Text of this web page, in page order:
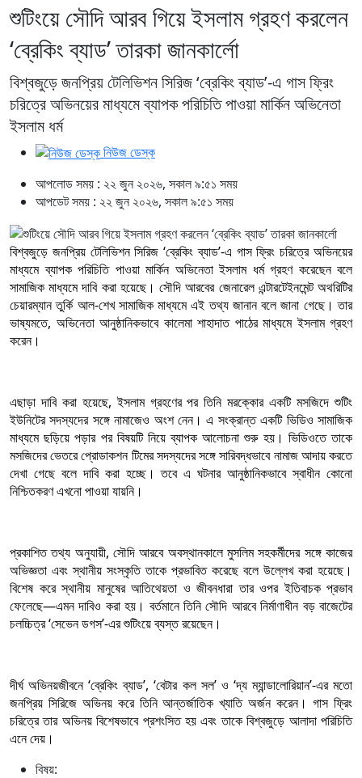
শুটিংয়ে সৌদি আরব গিয়ে ইসলাম গ্রহণ করলেন
‘ব্রেকিং ব্যাড’ তারকা জানকার্লো
বিশ্বজুড়ে জনপ্রিয় টেলিভিশন সিরিজ ‘ব্রেকিং ব্যাড’-এ গাস ফ্রিং
চরিত্রে অভিনয়ের মাধ্যমে ব্যাপক পরিচিতি পাওয়া মার্কিন অভিনেতা
ইসলাম ধর্ম
নিউজ ডেস্ক
আপলোড সময় : ২২ জুন ২০২৬, সকাল ৯:৫১ সময়
আপডেট সময় : ২২ জুন ২০২৬, সকাল ৯:৫১ সময়
বিশ্বজুড়ে জনপ্রিয় টেলিভিশন সিরিজ ‘ব্রেকিং ব্যাড’-এ গাস ফ্রিং চরিত্রে অভিনয়ের
মাধ্যমে ব্যাপক পরিচিতি পাওয়া মার্কিন অভিনেতা ইসলাম ধর্ম গ্রহণ করেছেন বলে
সামাজিক মাধ্যমে দাবি করা হয়েছে। সৌদি আরবের জেনারেল এন্টারটেইনমেন্ট অথরিটির
চেয়ারম্যান তুর্কি আল-শেখ সামাজিক মাধ্যমে এই তথ্য জানান বলে জানা গেছে। তার
ভাষ্যমতে, অভিনেতা আনুষ্ঠানিকভাবে কালেমা শাহাদাত পাঠের মাধ্যমে ইসলাম গ্রহণ
করেন।
এছাড়া দাবি করা হয়েছে, ইসলাম গ্রহণের পর তিনি মরক্কোর একটি মসজিদে শুটিং
ইউনিটের সদস্যদের সঙ্গে নামাজেও অংশ নেন। এ সংক্রান্ত একটি ভিডিও সামাজিক
মাধ্যমে ছড়িয়ে পড়ার পর বিষয়টি নিয়ে ব্যাপক আলোচনা শুরু হয়। ভিডিওতে তাকে
মসজিদের ভেতরে প্রোডাকশন টিমের সদস্যদের সঙ্গে সারিবদ্ধভাবে নামাজ আদায় করতে
দেখা গেছে বলে দাবি করা হচ্ছে। তবে এ ঘটনার আনুষ্ঠানিকভাবে স্বাধীন কোনো
নিশ্চিতকরণ এখনো পাওয়া যায়নি।
প্রকাশিত তথ্য অনুযায়ী, সৌদি আরবে অবস্থানকালে মুসলিম সহকর্মীদের সঙ্গে কাজের
অভিজ্ঞতা এবং স্থানীয় সংস্কৃতি তাকে প্রভাবিত করেছে বলে উল্লেখ করা হয়েছে।
বিশেষ করে স্থানীয় মানুষের আতিথেয়তা ও জীবনধারা তার ওপর ইতিবাচক প্রভাব
ফেলেছে—এমন দাবিও করা হয়। বর্তমানে তিনি সৌদি আরবে নির্মাণাধীন বড় বাজেটের
চলচ্চিত্র ‘সেভেন ডগস’-এর শুটিংয়ে ব্যস্ত রয়েছেন।
দীর্ঘ অভিনয়জীবনে ‘ব্রেকিং ব্যাড’, ‘বেটার কল সল’ ও ‘দ্য ম্যান্ডালোরিয়ান’-এর মতো
জনপ্রিয় সিরিজে অভিনয় করে তিনি আন্তর্জাতিক খ্যাতি অর্জন করেন। গাস ফ্রিং
চরিত্রে তার অভিনয় বিশেষভাবে প্রশংসিত হয় এবং তাকে বিশ্বজুড়ে আলাদা পরিচিতি
এনে দেয়।
বিষয়: